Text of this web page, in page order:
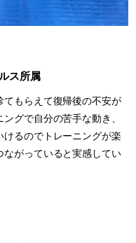
ス所属
もらえて復帰後の不安が
グで自分の苦手な動き、
るのでトレーニングが楽
ながっていると実感してい